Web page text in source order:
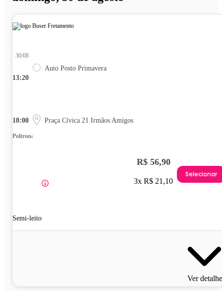
13:20
30/08
Auto Posto Primavera
18:00 Praça Cívica 21 Irmãos Amigos
Poltrona
Semi-leito
R$ 56,90
3x R$ 21,10
Selecionar
Ver